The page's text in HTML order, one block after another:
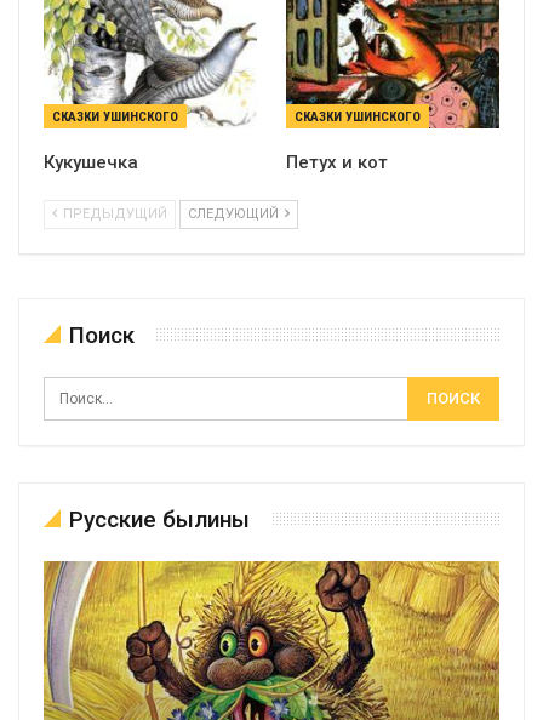
СКАЗКИ УШИНСКОГО
Кукушечка
СКАЗКИ УШИНСКОГО
Петух и кот
ПРЕДЫДУЩИЙ СЛЕДУЮЩИЙ
Поиск
Русские былины